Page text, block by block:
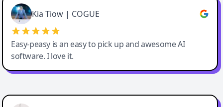
Great service, Best AI tool
Kia Tiow | COGUE
Easy-peasy is an easy to pick up and awesome AI
software. I love it.
Easy-Peasy AI